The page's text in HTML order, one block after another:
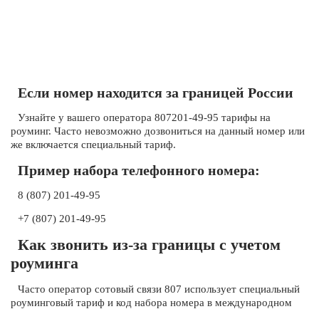
Если номер находится за границей России
Узнайте у вашего оператора 807201-49-95 тарифы на
роуминг. Часто невозможно дозвониться на данный номер или
же включается специальный тариф.
Пример набора телефонного номера:
8 (807) 201-49-95
+7 (807) 201-49-95
Как звонить из-за границы с учетом
роуминга
Часто оператор сотовый связи 807 использует специальный
роуминговый тариф и код набора номера в международном